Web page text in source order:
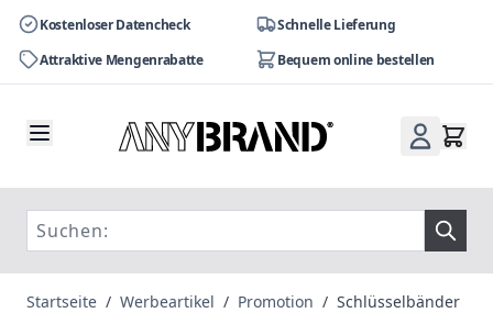
Kostenloser Datencheck
Schnelle Lieferung
Attraktive Mengenrabatte
Bequem online bestellen
Startseite / Werbeartikel / Promotion / Schlüsselbänder